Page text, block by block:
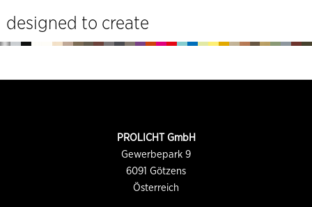
designed to create
PROLICHT GmbH
Gewerbepark 9
6091 Götzens
Österreich